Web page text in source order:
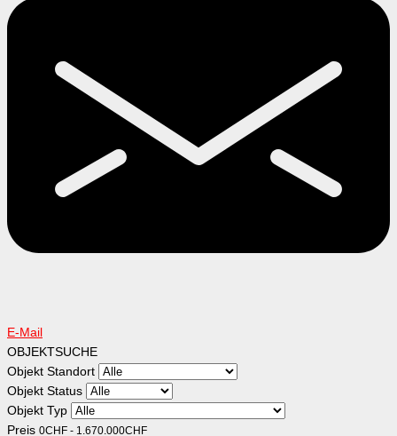
E-Mail
OBJEKTSUCHE
Objekt Standort
Objekt Status
Objekt Typ
Preis 0CHF - 1.670.000CHF